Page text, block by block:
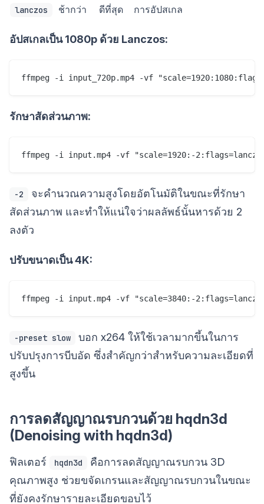
lanczos ช้ากว่า ดีที่สุด การอัปสเกล
อัปสเกลเป็น 1080p ด้วย Lanczos:
รักษาสัดส่วนภาพ:
-2
จะคำนวณความสูงโดยอัตโนมัติในขณะที่รักษา
สัดส่วนภาพ และทำให้แน่ใจว่าผลลัพธ์นั้นหารด้วย 2
ลงตัว
ปรับขนาดเป็น 4K:
-preset slow
บอก x264 ให้ใช้เวลามากขึ้นในการ
ปรับปรุงการบีบอัด ซึ่งสำคัญกว่าสำหรับความละเอียดที่
สูงขึ้น
การลดสัญญาณรบกวนด้วย hqdn3d
(Denoising with hqdn3d)
ฟิลเตอร์ hqdn3d
คือการลดสัญญาณรบกวน 3D
คุณภาพสูง ช่วยขจัดเกรนและสัญญาณรบกวนในขณะ
ที่ยังคงรักษารายละเอียดขอบไว้